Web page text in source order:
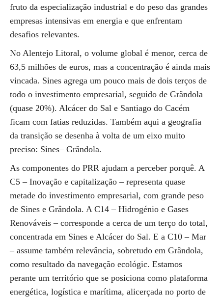
fruto da especialização industrial e do peso das grandes
empresas intensivas em energia e que enfrentam
desafios relevantes.
No Alentejo Litoral, o volume global é menor, cerca de
63,5 milhões de euros, mas a concentração é ainda mais
vincada. Sines agrega um pouco mais de dois terços de
todo o investimento empresarial, seguido de Grândola
(quase 20%). Alcácer do Sal e Santiago do Cacém
ficam com fatias reduzidas. Também aqui a geografia
da transição se desenha à volta de um eixo muito
preciso: Sines– Grândola.
As componentes do PRR ajudam a perceber porquê. A
C5 – Inovação e capitalização – representa quase
metade do investimento empresarial, com grande peso
de Sines e Grândola. A C14 – Hidrogénio e Gases
Renováveis – corresponde a cerca de um terço do total,
concentrada em Sines e Alcácer do Sal. E a C10 – Mar
– assume também relevância, sobretudo em Grândola,
como resultado da navegação ecológic. Estamos
perante um território que se posiciona como plataforma
energética, logística e marítima, alicerçada no porto de